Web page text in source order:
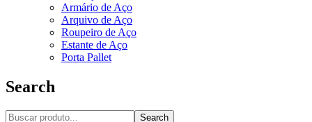
Armário de Aço
Arquivo de Aço
Roupeiro de Aço
Estante de Aço
Porta Pallet
Search
Search